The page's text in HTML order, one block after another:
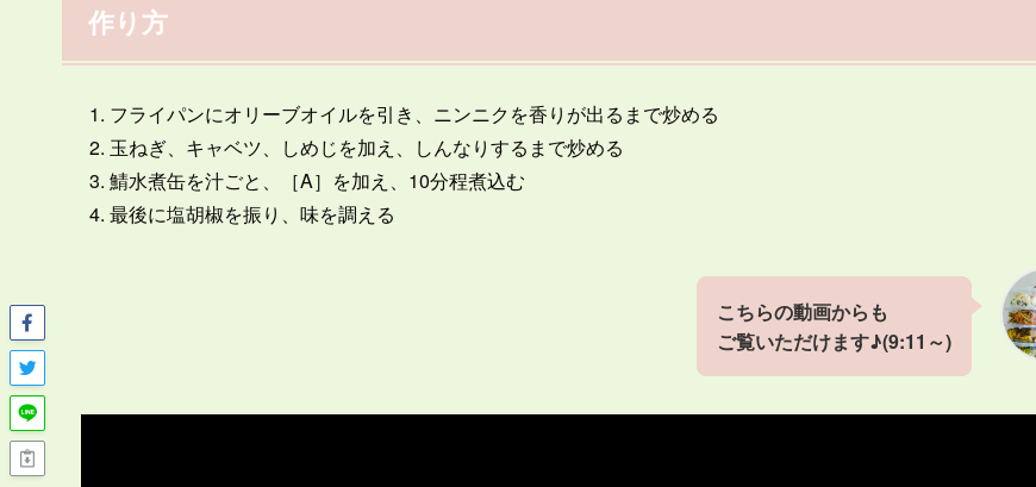
作り方
フライパンにオリーブオイルを引き、ニンニクを香りが出るまで炒める
玉ねぎ、キャベツ、しめじを加え、しんなりするまで炒める
鯖水煮缶を汁ごと、［A］を加え、10分程煮込む
最後に塩胡椒を振り、味を調える
こちらの動画からも
ご覧いただけます♪(9:11～)